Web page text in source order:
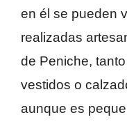
en él se pueden
realizadas
de Peniche,
vestidos o
aunque es